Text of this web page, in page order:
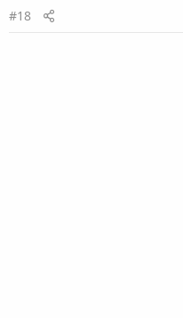
#18